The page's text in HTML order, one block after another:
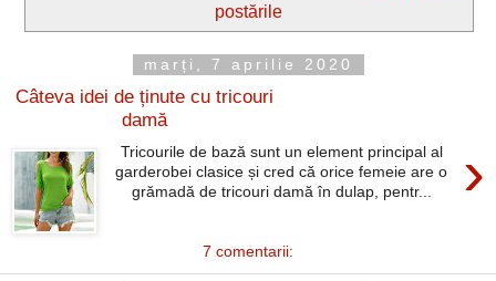
postările
marți, 7 aprilie 2020
Câteva idei de ținute cu tricouri
damă
›
Tricourile de bază sunt un element principal al
garderobei clasice și cred că orice femeie are o
grămadă de tricouri damă în dulap, pentr...
7 comentarii: